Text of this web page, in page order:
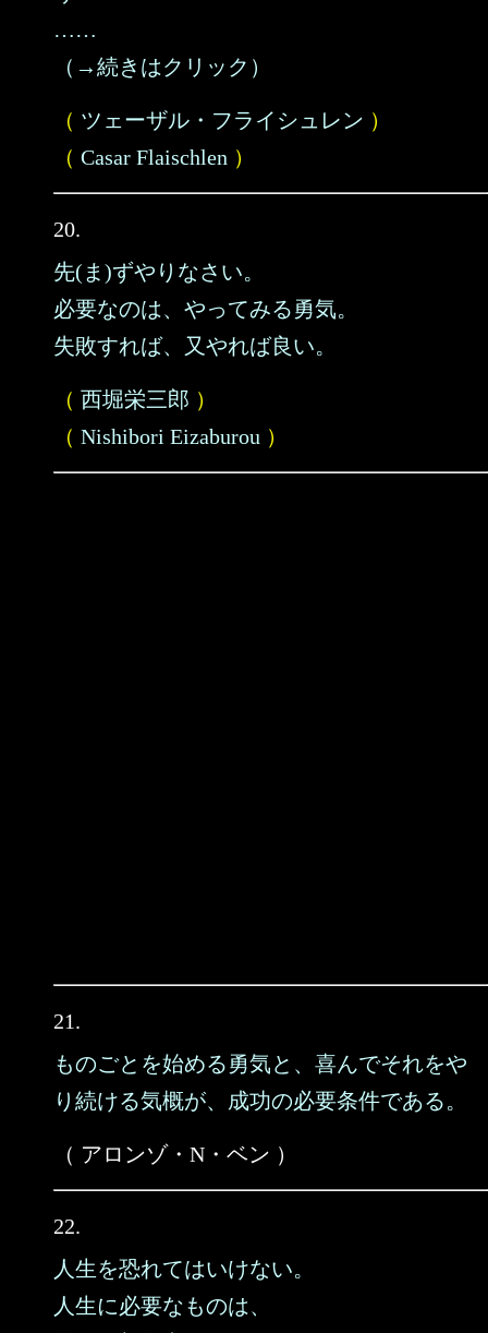
……
（→続きはクリック）
（ ツェーザル・フライシュレン ）
（ Casar Flaischlen ）
20.
先(ま)ずやりなさい。
必要なのは、やってみる勇気。
失敗すれば、又やれば良い。
（ 西堀栄三郎 ）
（ Nishibori Eizaburou ）
21.
ものごとを始める勇気と、喜んでそれをや
り続ける気概が、成功の必要条件である。
（ アロンゾ・N・ベン ）
22.
人生を恐れてはいけない。
人生に必要なものは、